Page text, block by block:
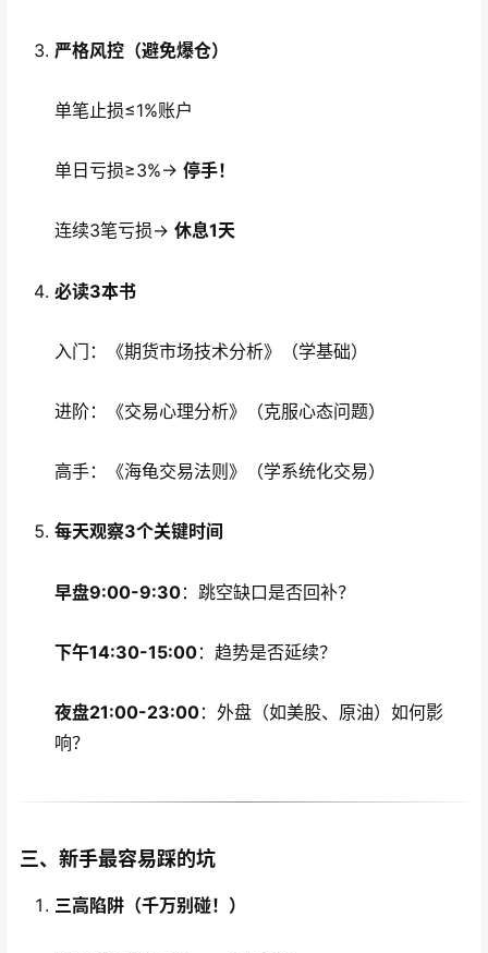
严格风控（避免爆仓）
单笔止损≤1%账户
单日亏损≥3%→ 停手！
连续3笔亏损→ 休息1天
必读3本书
入门：《期货市场技术分析》（学基础）
进阶：《交易心理分析》（克服心态问题）
高手：《海龟交易法则》（学系统化交易）
每天观察3个关键时间
早盘9:00-9:30：跳空缺口是否回补？
下午14:30-15:00：趋势是否延续？
夜盘21:00-23:00：外盘（如美股、原油）如何影
响？
三、新手最容易踩的坑
三高陷阱（千万别碰！）